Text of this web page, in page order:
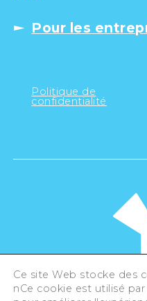
Pour les
Politique de
confidentialité
Ce site Web stocke des
nCe cookie est utilisé